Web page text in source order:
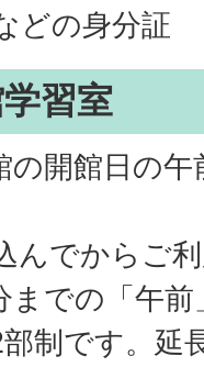
どの身分証
習室
の開館日の
んでからご
までの「午
制です。延